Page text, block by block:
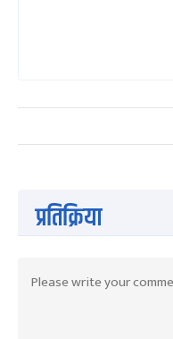
प्रतिक्रिया